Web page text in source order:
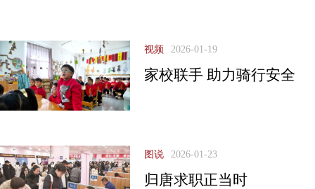
视频 2026-01-19
家校联手 助力骑行安全
图说 2026-01-23
归唐求职正当时